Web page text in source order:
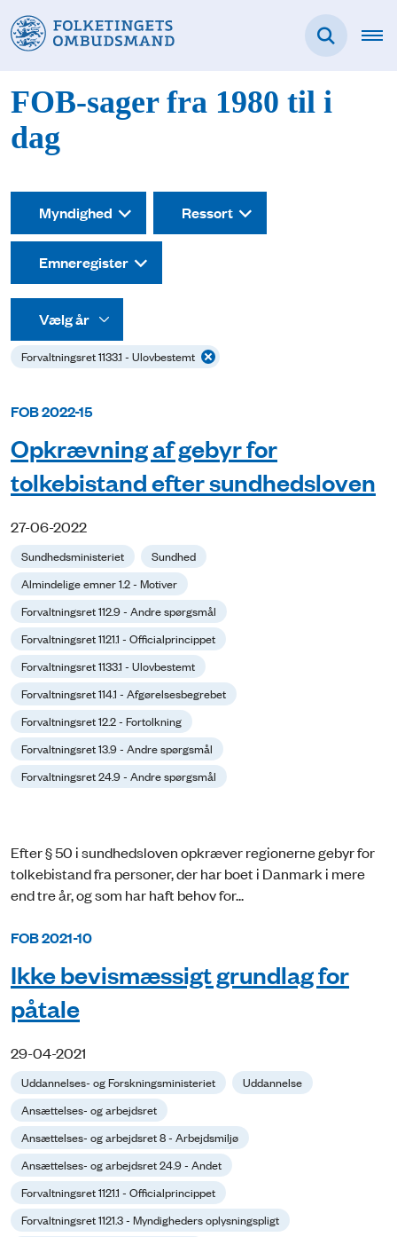
FOB-sager fra 1980 til i
dag
Myndighed Ressort
Emneregister
Forvaltningsret 1133.1 - Ulovbestemt
FOB 2022-15
Opkrævning af gebyr for
tolkebistand efter sundhedsloven
27-06-2022
Sundhedsministeriet
Sundhed
Almindelige emner 1.2 - Motiver
Forvaltningsret 112.9 - Andre spørgsmål
Forvaltningsret 1121.1 - Officialprincippet
Forvaltningsret 1133.1 - Ulovbestemt
Forvaltningsret 114.1 - Afgørelsesbegrebet
Forvaltningsret 12.2 - Fortolkning
Forvaltningsret 13.9 - Andre spørgsmål
Forvaltningsret 24.9 - Andre spørgsmål
Efter § 50 i sundhedsloven opkræver regionerne gebyr for
tolkebistand fra personer, der har boet i Danmark i mere
end tre år, og som har haft behov for...
FOB 2021-10
Ikke bevismæssigt grundlag for
påtale
29-04-2021
Uddannelses- og Forskningsministeriet
Uddannelse
Ansættelses- og arbejdsret
Ansættelses- og arbejdsret 8 - Arbejdsmiljø
Ansættelses- og arbejdsret 24.9 - Andet
Forvaltningsret 1121.1 - Officialprincippet
Forvaltningsret 1121.3 - Myndigheders oplysningspligt